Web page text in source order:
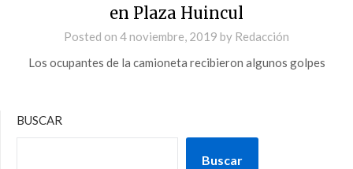
en Plaza Huincul
Posted on 4 noviembre, 2019 by Redacción
Los ocupantes de la camioneta recibieron algunos golpes
BUSCAR
Buscar